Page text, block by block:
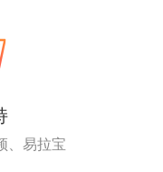
、易拉宝